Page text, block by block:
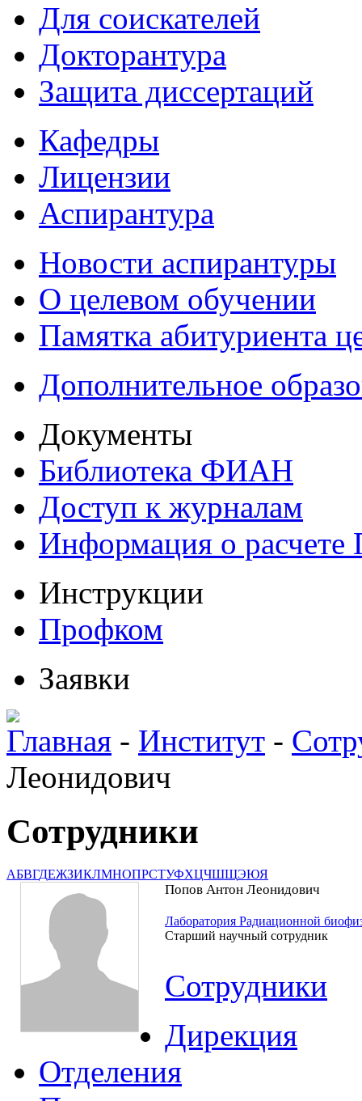
Для соискателей
Докторантура
Защита диссертаций
Кафедры
Лицензии
Аспирантура
Новости аспирантуры
О целевом обучении
Памятка абитуриента
Дополнительное
Документы
Библиотека ФИАН
Доступ к журналам
Информация о
Инструкции
Профком
Заявки
Главная - Институт -
Леонидович
Сотрудники
АБВГДЕЖЗИКЛМНОПРСТУФХЦЧШЩЭЮЯ
Попов Антон Леонидович
Лаборатория Радиационной
Старший научный сотрудник
Сотрудники
Дирекция
Отделения